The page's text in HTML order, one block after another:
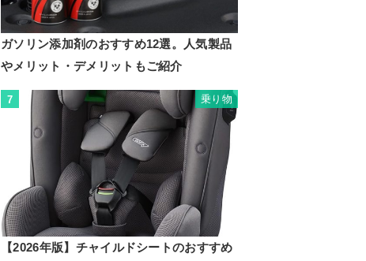
ガソリン添加剤のおすすめ12選。人気製品
やメリット・デメリットもご紹介
7 乗り物
【2026年版】チャイルドシートのおすすめ